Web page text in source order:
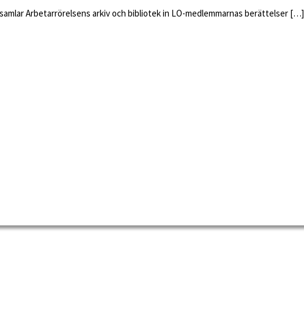
Arbetarrörelsens arkiv och bibliotek in LO-medlemmarnas berättelser […]